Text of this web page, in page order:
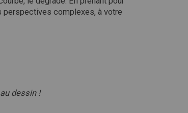
complexes, à votre
dessin !